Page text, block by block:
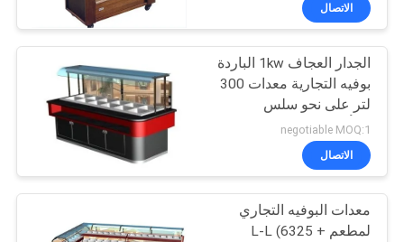
معدات بوفيه التجارية
42
الاتصال
الجدار العجاف 1kw الباردة
بوفيه التجارية معدات 300
لتر على نحو سلس
للمأكولات البحرية مع
الخشب
negotiable MOQ:1
الاتصال
معدات البوفيه التجاري
لمطعم L-L (6325 +